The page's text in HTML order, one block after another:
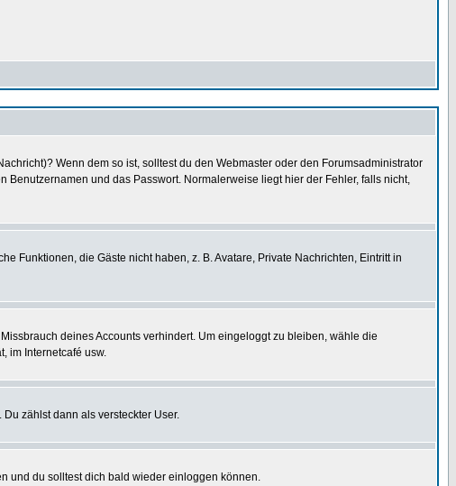
Wenn dem so ist, solltest du den Webmaster oder den Forumsadministrator
und das Passwort. Normalerweise liegt hier der Fehler, falls nicht,
Funktionen, die Gäste nicht haben, z. B. Avatare, Private Nachrichten, Eintritt in
deines Accounts verhindert. Um eingeloggt zu bleiben, wähle die
im Internetcafé usw.
zählst dann als versteckter User.
und du solltest dich bald wieder einloggen können.